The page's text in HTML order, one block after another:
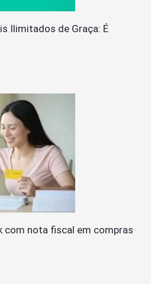
Ilimitados de Graça: É
com nota fiscal em compras